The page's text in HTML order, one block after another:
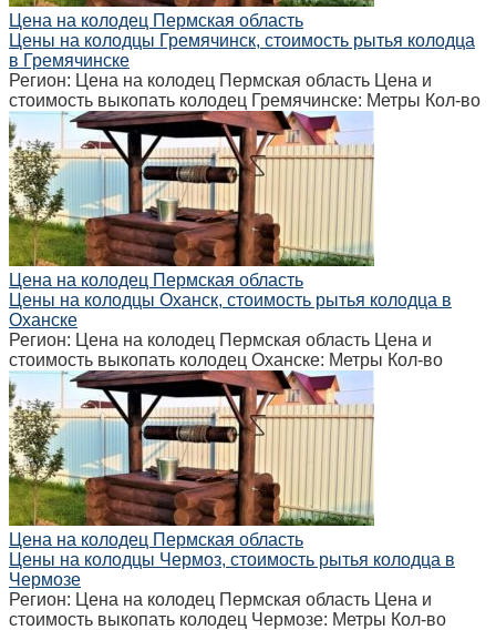
Цена на колодец Пермская область
Цены на колодцы Гремячинск, стоимость рытья колодца
в Гремячинске
Регион: Цена на колодец Пермская область Цена и
стоимость выкопать колодец Гремячинске: Метры Кол-во
Цена на колодец Пермская область
Цены на колодцы Оханск, стоимость рытья колодца в
Оханске
Регион: Цена на колодец Пермская область Цена и
стоимость выкопать колодец Оханске: Метры Кол-во
Цена на колодец Пермская область
Цены на колодцы Чермоз, стоимость рытья колодца в
Чермозе
Регион: Цена на колодец Пермская область Цена и
стоимость выкопать колодец Чермозе: Метры Кол-во